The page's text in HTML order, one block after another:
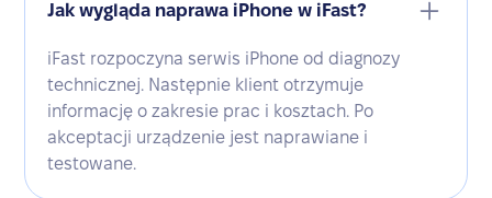
Jak wygląda naprawa iPhone w iFast?
iFast rozpoczyna serwis iPhone od diagnozy
technicznej. Następnie klient otrzymuje
informację o zakresie prac i kosztach. Po
akceptacji urządzenie jest naprawiane i
testowane.